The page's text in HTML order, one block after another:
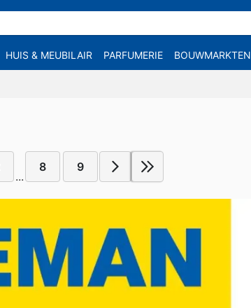
HUIS & MEUBILAIR PARFUMERIE BOUWMARKTEN
...
8 9